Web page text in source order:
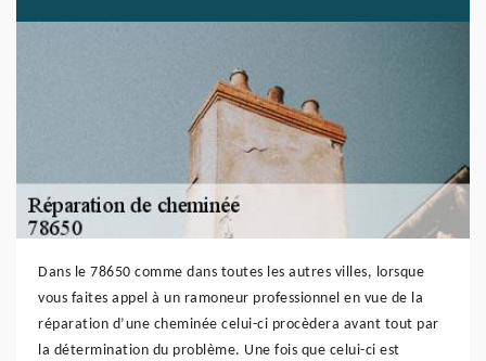
Dans le 78650 comme dans toutes les autres villes, lorsque
vous faites appel à un ramoneur professionnel en vue de la
réparation d’une cheminée celui-ci procèdera avant tout par
la détermination du problème. Une fois que celui-ci est